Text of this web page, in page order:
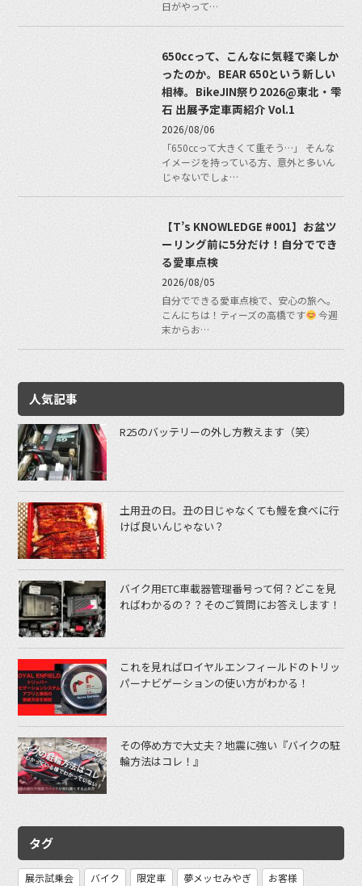
日がやって…
650ccって、こんなに気軽で楽しか
ったのか。BEAR 650という新しい
相棒。BikeJIN祭り2026@東北・雫
石 出展予定車両紹介 Vol.1
2026/08/06
「650ccって大きくて重そう…」 そんな
イメージを持っている方、意外と多いん
じゃないでしょ…
【T’s KNOWLEDGE #001】お盆ツ
ーリング前に5分だけ！自分ででき
る愛車点検
2026/08/05
自分でできる愛車点検で、安心の旅へ。
こんにちは！ティーズの高橋です
今週
末からお…
人気記事
R25のバッテリーの外し方教えます（笑）
土用丑の日。丑の日じゃなくても鰻を食べに行
けば良いんじゃない？
バイク用ETC車載器管理番号って何？どこを見
ればわかるの？？そのご質問にお答えします！
これを見ればロイヤルエンフィールドのトリッ
パーナビゲーションの使い方がわかる！
その停め方で大丈夫？地震に強い『バイクの駐
輪方法はコレ！』
タグ
展示試乗会 バイク 限定車 夢メッセみやぎ
お客様